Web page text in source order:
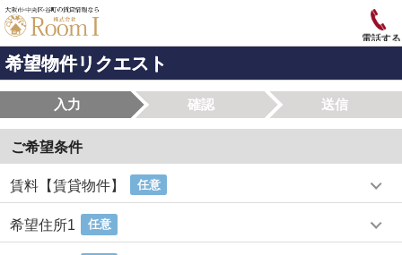
電話する
希望物件リクエスト
入力 確認 送信
ご希望条件
賃料【賃貸物件】 任意
希望住所1 任意